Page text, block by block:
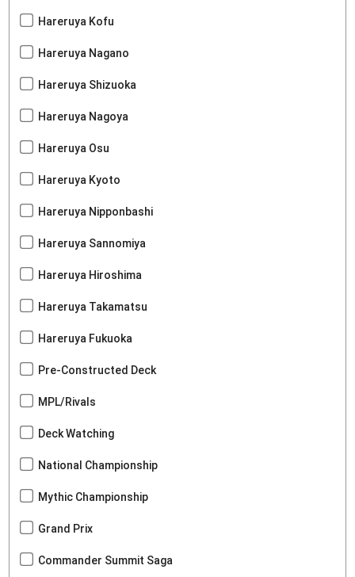
Hareruya Kofu
Hareruya Nagano
Hareruya Shizuoka
Hareruya Nagoya
Hareruya Osu
Hareruya Kyoto
Hareruya Nipponbashi
Hareruya Sannomiya
Hareruya Hiroshima
Hareruya Takamatsu
Hareruya Fukuoka
Pre-Constructed Deck
MPL/Rivals
Deck Watching
National Championship
Mythic Championship
Grand Prix
Commander Summit Saga